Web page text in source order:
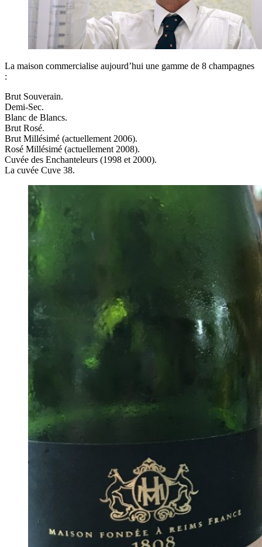
La maison commercialise aujourd’hui une gamme de 8 champagnes
:
Brut Souverain.
Demi-Sec.
Blanc de Blancs.
Brut Rosé.
Brut Millésimé (actuellement 2006).
Rosé Millésimé (actuellement 2008).
Cuvée des Enchanteleurs (1998 et 2000).
La cuvée Cuve 38.